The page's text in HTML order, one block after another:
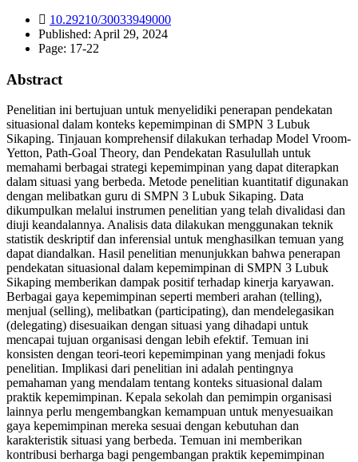
10.29210/30033949000
Published: April 29, 2024
Page: 17-22
Abstract
Penelitian ini bertujuan untuk menyelidiki penerapan pendekatan
situasional dalam konteks kepemimpinan di SMPN 3 Lubuk
Sikaping. Tinjauan komprehensif dilakukan terhadap Model Vroom-
Yetton, Path-Goal Theory, dan Pendekatan Rasulullah untuk
memahami berbagai strategi kepemimpinan yang dapat diterapkan
dalam situasi yang berbeda. Metode penelitian kuantitatif digunakan
dengan melibatkan guru di SMPN 3 Lubuk Sikaping. Data
dikumpulkan melalui instrumen penelitian yang telah divalidasi dan
diuji keandalannya. Analisis data dilakukan menggunakan teknik
statistik deskriptif dan inferensial untuk menghasilkan temuan yang
dapat diandalkan. Hasil penelitian menunjukkan bahwa penerapan
pendekatan situasional dalam kepemimpinan di SMPN 3 Lubuk
Sikaping memberikan dampak positif terhadap kinerja karyawan.
Berbagai gaya kepemimpinan seperti memberi arahan (telling),
menjual (selling), melibatkan (participating), dan mendelegasikan
(delegating) disesuaikan dengan situasi yang dihadapi untuk
mencapai tujuan organisasi dengan lebih efektif. Temuan ini
konsisten dengan teori-teori kepemimpinan yang menjadi fokus
penelitian. Implikasi dari penelitian ini adalah pentingnya
pemahaman yang mendalam tentang konteks situasional dalam
praktik kepemimpinan. Kepala sekolah dan pemimpin organisasi
lainnya perlu mengembangkan kemampuan untuk menyesuaikan
gaya kepemimpinan mereka sesuai dengan kebutuhan dan
karakteristik situasi yang berbeda. Temuan ini memberikan
kontribusi berharga bagi pengembangan praktik kepemimpinan